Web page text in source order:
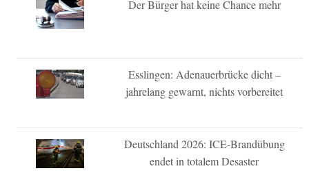
Der Bürger hat keine Chance mehr
Esslingen: Adenauerbrücke dicht –
jahrelang gewarnt, nichts vorbereitet
Deutschland 2026: ICE-Brandübung
endet in totalem Desaster